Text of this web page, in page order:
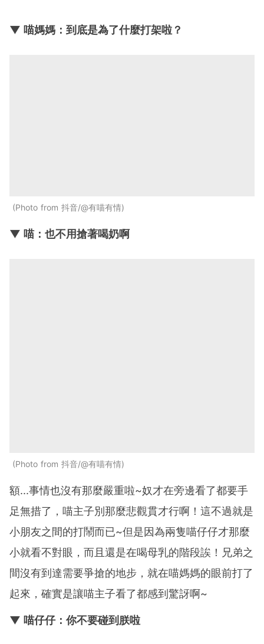
▼ 喵媽媽：到底是為了什麼打架啦？
Photo from 抖音/@有喵有情
▼ 喵：也不用搶著喝奶啊
Photo from 抖音/@有喵有情
額...事情也沒有那麼嚴重啦~奴才在旁邊看了都要手
足無措了，喵主子別那麼悲觀貫才行啊！這不過就是
小朋友之間的打鬧而已~但是因為兩隻喵仔仔才那麼
小就看不對眼，而且還是在喝母乳的階段誒！兄弟之
間沒有到達需要爭搶的地步，就在喵媽媽的眼前打了
起來，確實是讓喵主子看了都感到驚訝啊~
▼ 喵仔仔：你不要碰到朕啦